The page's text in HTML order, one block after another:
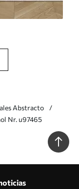
Abstracto
Nr. u97465